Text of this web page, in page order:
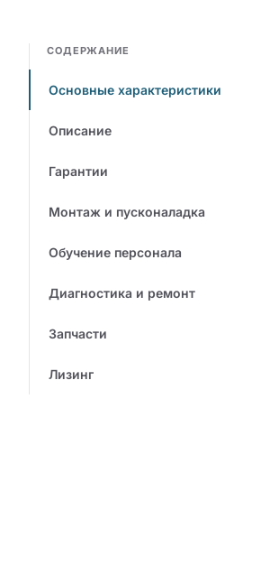
СОДЕРЖАНИЕ
Основные характеристики
Описание
Гарантии
Монтаж и пусконаладка
Обучение персонала
Диагностика и ремонт
Запчасти
Лизинг